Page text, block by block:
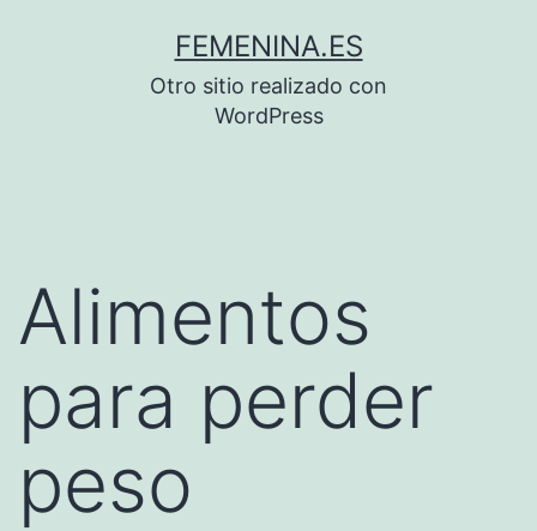
FEMENINA.ES
Otro sitio realizado con
WordPress
Alimentos
para perder
peso